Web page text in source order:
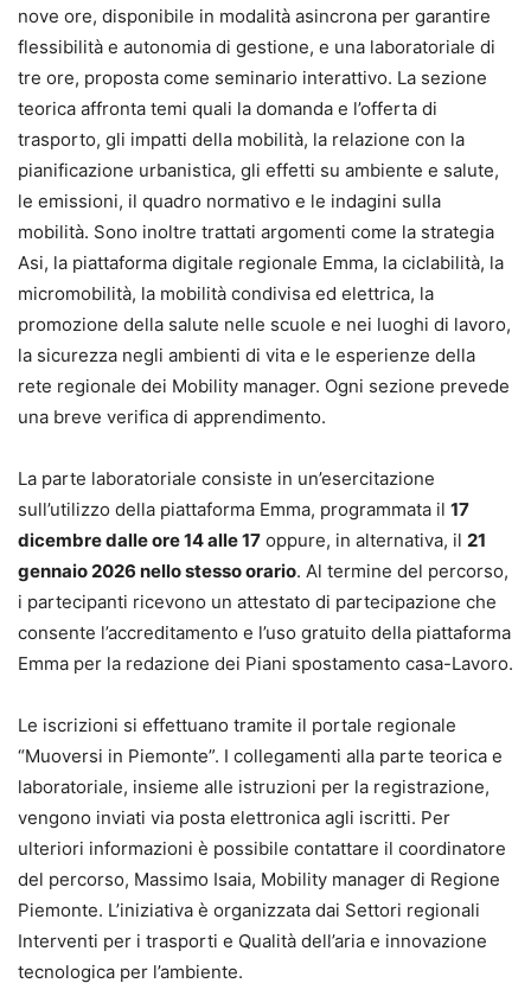
nove ore, disponibile in modalità asincrona per garantire
flessibilità e autonomia di gestione, e una laboratoriale di
tre ore, proposta come seminario interattivo. La sezione
teorica affronta temi quali la domanda e l’offerta di
trasporto, gli impatti della mobilità, la relazione con la
pianificazione urbanistica, gli effetti su ambiente e salute,
le emissioni, il quadro normativo e le indagini sulla
mobilità. Sono inoltre trattati argomenti come la strategia
Asi, la piattaforma digitale regionale Emma, la ciclabilità, la
micromobilità, la mobilità condivisa ed elettrica, la
promozione della salute nelle scuole e nei luoghi di lavoro,
la sicurezza negli ambienti di vita e le esperienze della
rete regionale dei Mobility manager. Ogni sezione prevede
una breve verifica di apprendimento.
La parte laboratoriale consiste in un’esercitazione
sull’utilizzo della piattaforma Emma, programmata il 17
dicembre dalle ore 14 alle 17 oppure, in alternativa, il 21
gennaio 2026 nello stesso orario. Al termine del percorso,
i partecipanti ricevono un attestato di partecipazione che
consente l’accreditamento e l’uso gratuito della piattaforma
Emma per la redazione dei Piani spostamento casa-Lavoro.
Le iscrizioni si effettuano tramite il portale regionale
“Muoversi in Piemonte”. I collegamenti alla parte teorica e
laboratoriale, insieme alle istruzioni per la registrazione,
vengono inviati via posta elettronica agli iscritti. Per
ulteriori informazioni è possibile contattare il coordinatore
del percorso, Massimo Isaia, Mobility manager di Regione
Piemonte. L’iniziativa è organizzata dai Settori regionali
Interventi per i trasporti e Qualità dell’aria e innovazione
tecnologica per l’ambiente.